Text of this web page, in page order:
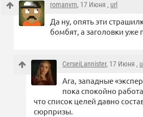
romanvrn, 17 Июня , url
Да ну, опять эти
бомбят, а заголовки уже
CerseiLannister, 17 Июня ,
Ага, западные
пока спокойно
что список целей давно
сюрпризы.